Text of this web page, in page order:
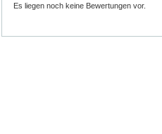
Es liegen noch keine Bewertungen vor.